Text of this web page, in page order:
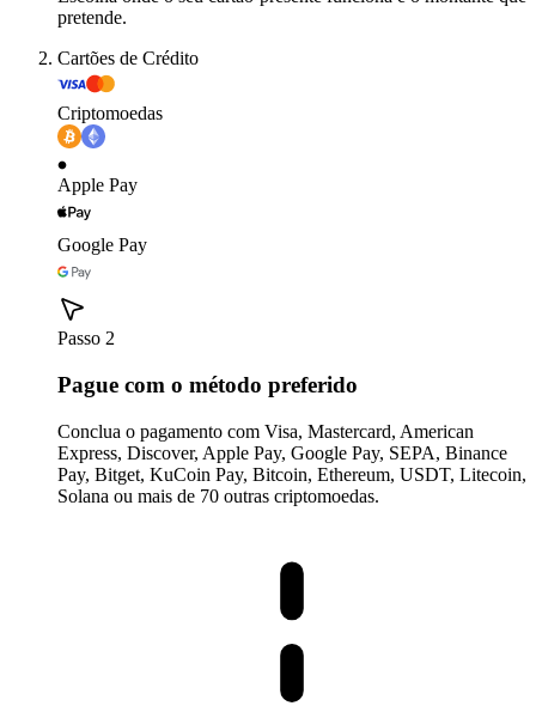
pretende.
Cartões de Crédito
Criptomoedas
Apple Pay
Google Pay
Passo 2
Pague com o método preferido
Conclua o pagamento com Visa, Mastercard, American
Express, Discover, Apple Pay, Google Pay, SEPA, Binance
Pay, Bitget, KuCoin Pay, Bitcoin, Ethereum, USDT, Litecoin,
Solana ou mais de 70 outras criptomoedas.